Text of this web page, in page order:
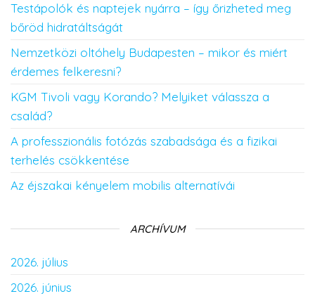
Testápolók és naptejek nyárra – így őrizheted meg
bőröd hidratáltságát
Nemzetközi oltóhely Budapesten – mikor és miért
érdemes felkeresni?
KGM Tivoli vagy Korando? Melyiket válassza a
család?
A professzionális fotózás szabadsága és a fizikai
terhelés csökkentése
Az éjszakai kényelem mobilis alternatívái
ARCHÍVUM
2026. július
2026. június